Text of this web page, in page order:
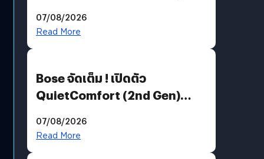
มีภาษาไทยด้วย
07/08/2026
Read More
Bose จัดเต็ม ! เปิดตัว
QuietComfort (2nd Gen)
07/08/2026
Read More